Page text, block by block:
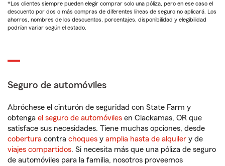
*Los clientes siempre pueden elegir comprar solo una póliza, pero en ese caso el
descuento por dos o más compras de diferentes líneas de seguro no aplicará. Los
ahorros, nombres de los descuentos, porcentajes, disponibilidad y elegibilidad
podrían variar según el estado.
Seguro de automóviles
Abróchese el cinturón de seguridad con State Farm y
obtenga el seguro de automóviles en Clackamas, OR que
satisface sus necesidades. Tiene muchas opciones, desde
cobertura contra choques y amplia hasta de alquiler y de
viajes compartidos. Si necesita más que una póliza de seguro
de automóviles para la familia, nosotros proveemos